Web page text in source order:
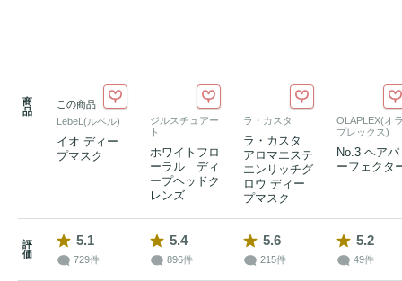
商
品
この商品
LebeL(ルベル)
イオ ディー
プマスク
ジルスチュアー
ト
ホワイトフロ
ーラル ディ
ープヘッドク
レンズ
ラ・カスタ
ラ・カスタ
アロマエステ
エンリッチグ
ロウ ディー
プマスク
OLAPLEX(オ
プレックス)
No.3 ヘアパ
ーフェクタ
評
価
5.1
729件
5.4
896件
5.6
215件
5.2
49件